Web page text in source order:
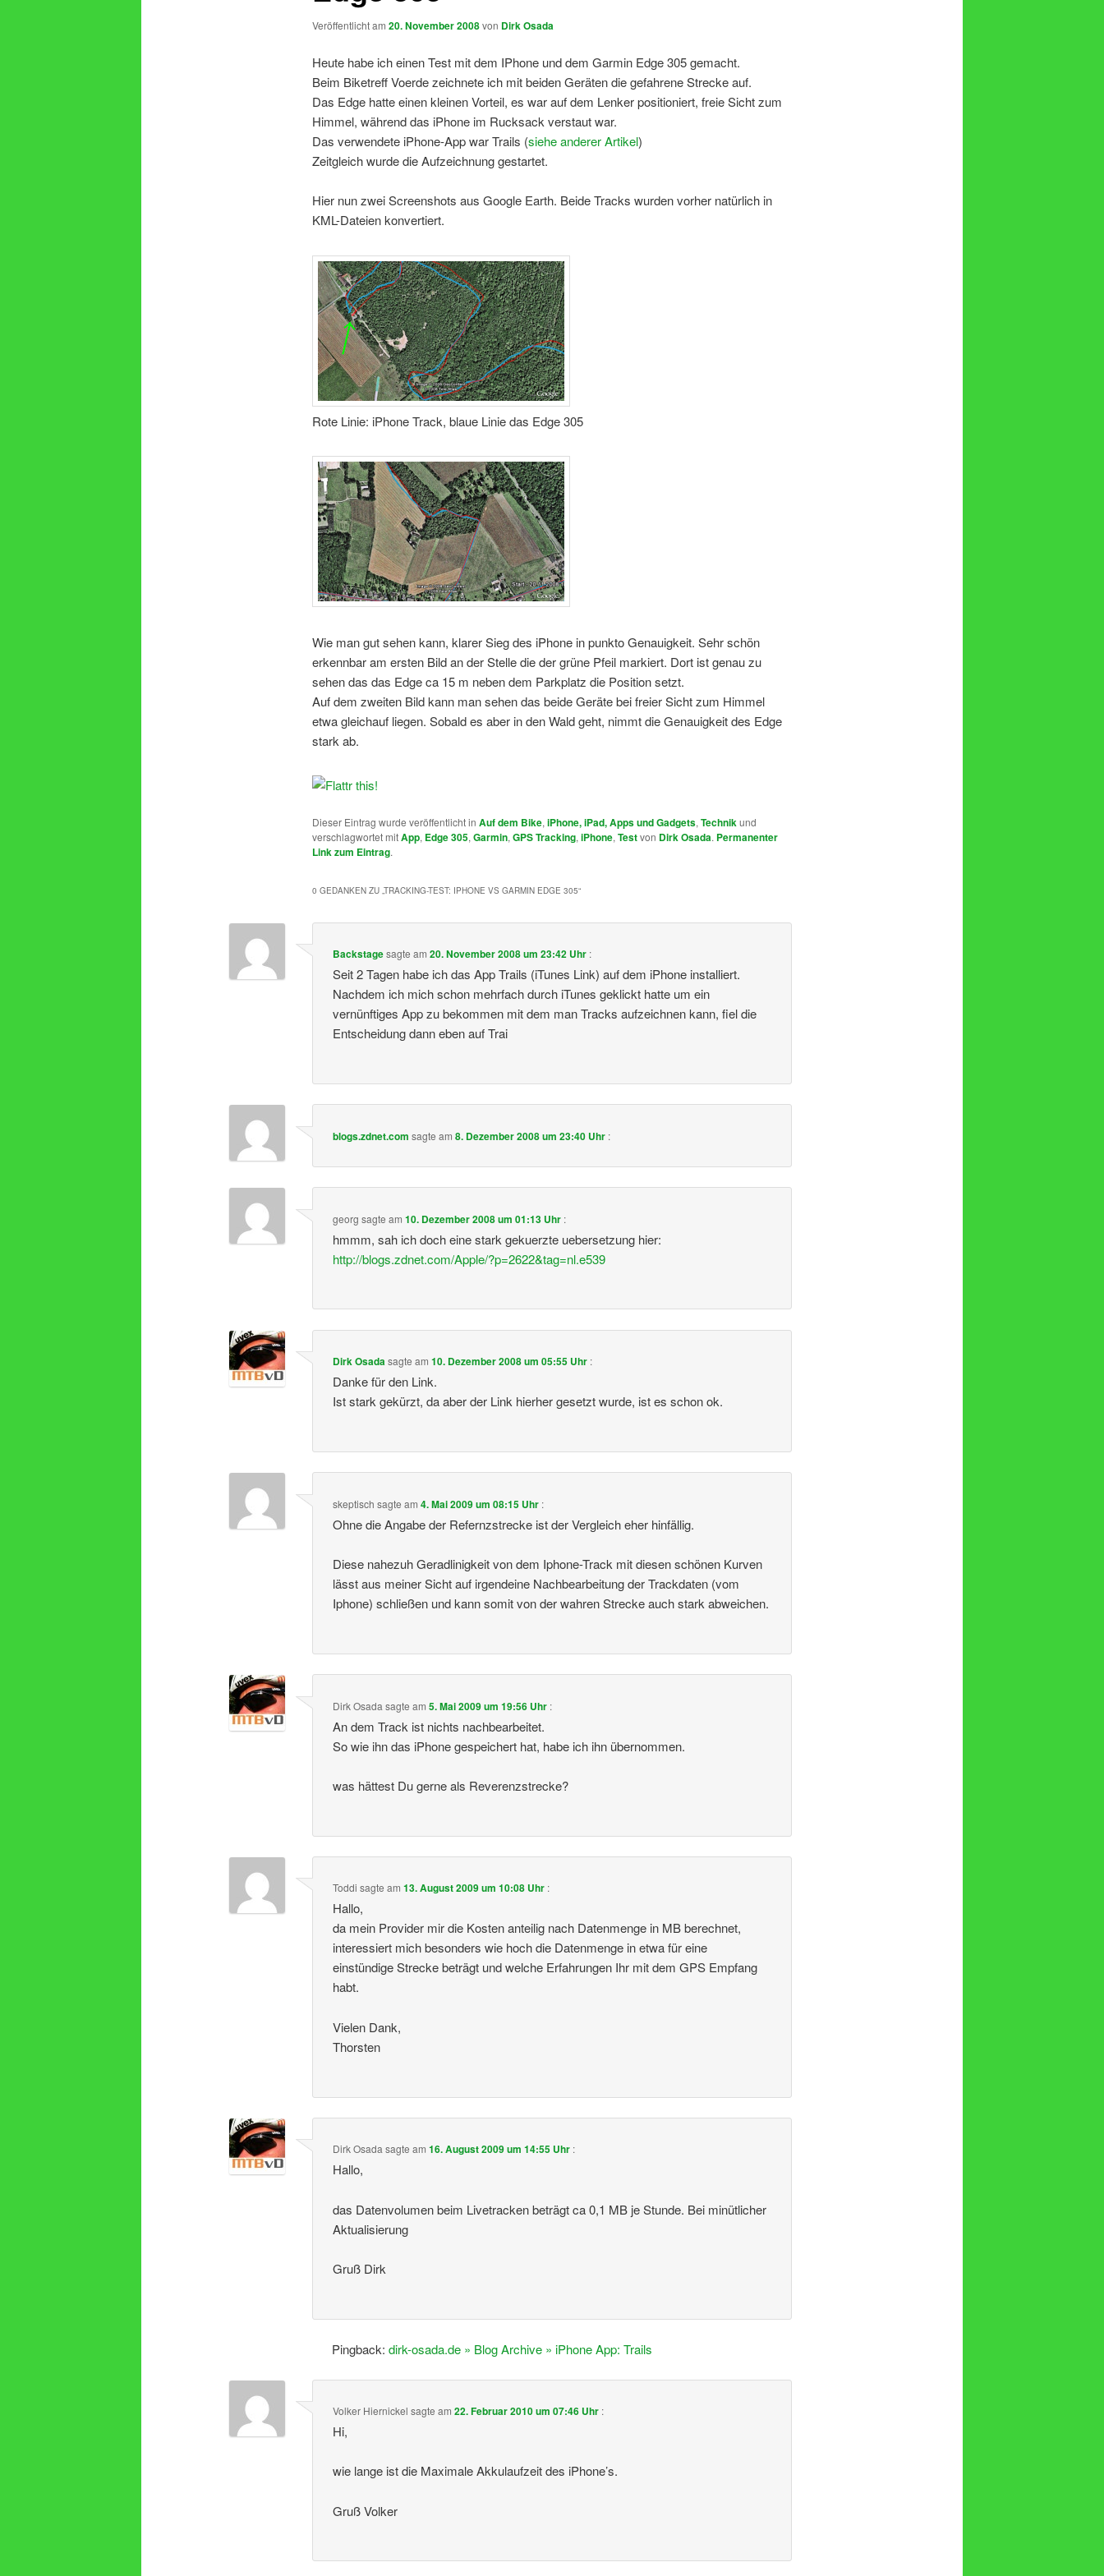
Veröffentlicht am 20. November 2008von Dirk Osada
Heute habe ich einen Test mit dem IPhone und dem Garmin Edge 305 gemacht.
Beim Biketreff Voerde zeichnete ich mit beiden Geräten die gefahrene Strecke auf.
Das Edge hatte einen kleinen Vorteil, es war auf dem Lenker positioniert, freie Sicht zum
Himmel, während das iPhone im Rucksack verstaut war.
Das verwendete iPhone-App war Trails (siehe anderer Artikel)
Zeitgleich wurde die Aufzeichnung gestartet.
Hier nun zwei Screenshots aus Google Earth. Beide Tracks wurden vorher natürlich in
KML-Dateien konvertiert.
Rote Linie: iPhone Track, blaue Linie das Edge 305
Wie man gut sehen kann, klarer Sieg des iPhone in punkto Genauigkeit. Sehr schön
erkennbar am ersten Bild an der Stelle die der grüne Pfeil markiert. Dort ist genau zu
sehen das das Edge ca 15 m neben dem Parkplatz die Position setzt.
Auf dem zweiten Bild kann man sehen das beide Geräte bei freier Sicht zum Himmel
etwa gleichauf liegen. Sobald es aber in den Wald geht, nimmt die Genauigkeit des Edge
stark ab.
Dieser Eintrag wurde veröffentlicht in Auf dem Bike, iPhone, iPad, Apps und Gadgets, Technikund
verschlagwortet mitApp, Edge 305, Garmin, GPS Tracking, iPhone, Testvon Dirk Osada. Permanenter
Link zum Eintrag.
0 GEDANKEN ZU „ TRACKING-TEST: IPHONE VS GARMIN EDGE 305“
Backstagesagte am20. November 2008 um 23:42 Uhr :
Seit 2 Tagen habe ich das App Trails (iTunes Link) auf dem iPhone installiert.
Nachdem ich mich schon mehrfach durch iTunes geklickt hatte um ein
vernünftiges App zu bekommen mit dem man Tracks aufzeichnen kann, fiel die
Entscheidung dann eben auf Trai
blogs.zdnet.com sagte am8. Dezember 2008 um 23:40 Uhr :
georg sagte am10. Dezember 2008 um 01:13 Uhr :
hmmm, sah ich doch eine stark gekuerzte uebersetzung hier:
http://blogs.zdnet.com/Apple/?p=2622&tag=nl.e539
Dirk Osadasagte am10. Dezember 2008 um 05:55 Uhr :
Danke für den Link.
Ist stark gekürzt, da aber der Link hierher gesetzt wurde, ist es schon ok.
skeptisch sagte am4. Mai 2009 um 08:15 Uhr :
Ohne die Angabe der Refernzstrecke ist der Vergleich eher hinfällig.
Diese nahezuh Geradlinigkeit von dem Iphone-Track mit diesen schönen Kurven
lässt aus meiner Sicht auf irgendeine Nachbearbeitung der Trackdaten (vom
Iphone) schließen und kann somit von der wahren Strecke auch stark abweichen.
Dirk Osada sagte am5. Mai 2009 um 19:56 Uhr :
An dem Track ist nichts nachbearbeitet.
So wie ihn das iPhone gespeichert hat, habe ich ihn übernommen.
was hättest Du gerne als Reverenzstrecke?
Toddi sagte am13. August 2009 um 10:08 Uhr :
Hallo,
da mein Provider mir die Kosten anteilig nach Datenmenge in MB berechnet,
interessiert mich besonders wie hoch die Datenmenge in etwa für eine
einstündige Strecke beträgt und welche Erfahrungen Ihr mit dem GPS Empfang
habt.
Vielen Dank,
Thorsten
Dirk Osada sagte am16. August 2009 um 14:55 Uhr :
Hallo,
das Datenvolumen beim Livetracken beträgt ca 0,1 MB je Stunde. Bei minütlicher
Aktualisierung
Gruß Dirk
Pingback:dirk-osada.de » Blog Archive » iPhone App: Trails
Volker Hiernickel sagte am22. Februar 2010 um 07:46 Uhr :
Hi,
wie lange ist die Maximale Akkulaufzeit des iPhone’s.
Gruß Volker